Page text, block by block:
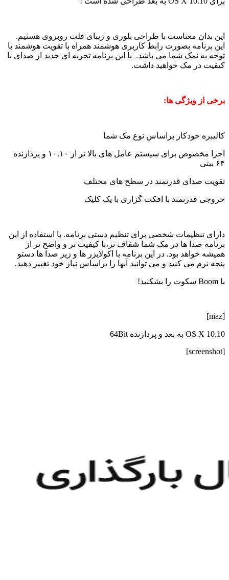
این بدان معناست با طراحی بلوری و زیبای فلت روبروی هستیم.
این برنامه بصورت رابط کاربری هوشمند همراه با تقویت هوشمند با
توجه به نمک شما می باشد. با این برنامه تجربه ای جدید از صدای با
کیفیت در مک خواهید داشت.
برخی از ویژگی ها:
کالیبره خودکار براساس نوع مک شما
اجرا مخصوص برای سیستم عامل های بالا تر از ۱۰.۱۰ و پردازنده
۶۴ بیتی
تقویت صدای قدرتمند در سطح های مختلف
خروجی قدرتمند با افکت گزاری با یک کلیک
دارای تنظیمات شخصی برای تنظیم دستی برنامه. با استفاده از این
برنامه صدا ها در مک شما شفاف تر،با کیفیت تر و واضح تر از
همیشه خواهد بود. در این برنامه با اکولایزر ها و زیر صدا ها دستو
پنجه نرم می کنید و می توانید آنها را براساس نیاز خود تغییر دهید.
با Boom سکوت را بشکنید!
[niaz]
OS X 10.10 به بعد و پردازنده 64Bit
[screenshot]